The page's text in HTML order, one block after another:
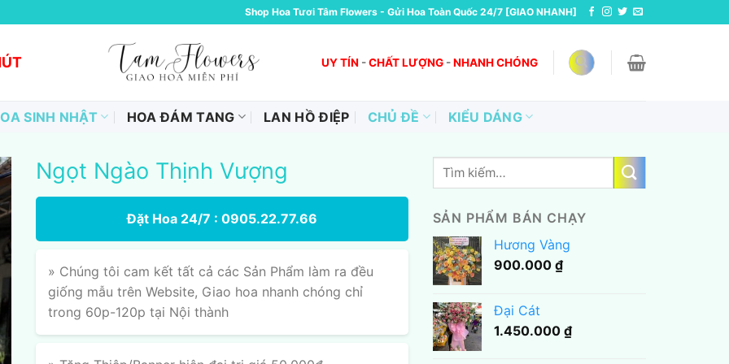
Shop Hoa Tươi Tâm Flowers - Gửi Hoa Toàn Quốc 24/7 [GIAO NHANH]
UY TÍN -CHẤT LƯỢNG -NHANH CHÓNG
SINH NHẬT HOA ĐÁM TANG LAN HỒ ĐIỆP CHỦ ĐỀ KIỂU DÁNG
Ngọt Ngào Thịnh Vượng
Đặt Hoa 24/7 : 0905.22.77.66
» Chúng tôi cam kết tất cả các Sản Phẩm làm ra đều
giống mẫu trên Website, Giao hoa nhanh chóng chỉ
trong 60p-120p tại Nội thành
Tìm
SẢN PHẨM BÁN CHẠY
Hương Vàng
900.000 ₫
Đại Cát
1.450.000 ₫